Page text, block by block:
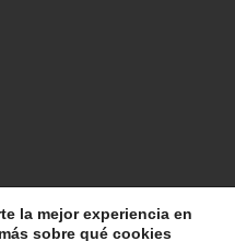
los derechos reservados
la mejor experiencia en
sobre qué cookies